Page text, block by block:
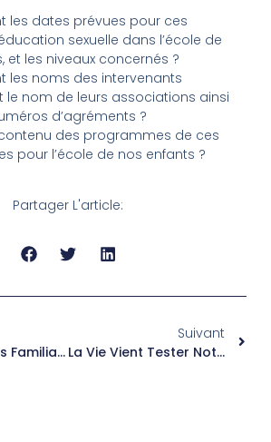
les dates prévues pour ces
sexuelle dans l’école de
et les niveaux concernés ?
les noms des intervenants
le nom de leurs associations ainsi
d’agréments ?
des programmes de ces
pour l’école de nos enfants ?
Partager L'article:
Constellations Familiales – Quesako?
Suivant
La Vie Vient Tester Notre Capacité De Réalignement